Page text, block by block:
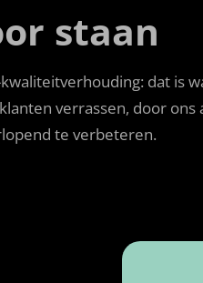
staan
dat is
verrassen, door
te verbeteren.